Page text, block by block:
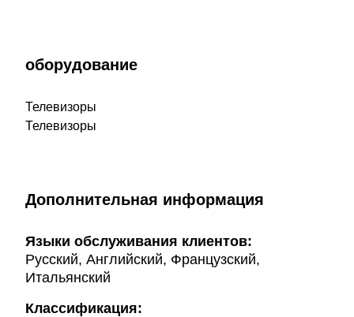
оборудование
Телевизоры
Телевизоры
Дополнительная информация
Языки обслуживания клиентов:
Русский, Английский, Французский,
Итальянский
Классификация: